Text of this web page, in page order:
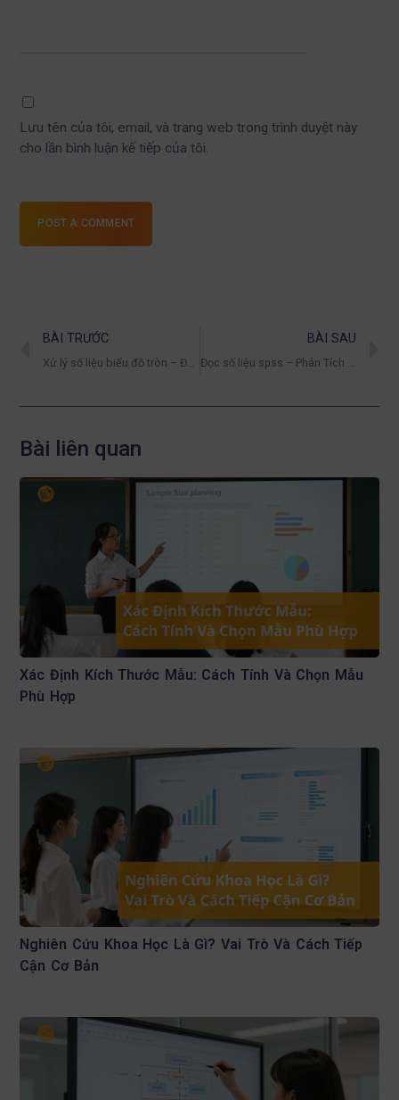
Lưu tên của tôi, email, và trang web trong trình duyệt này
cho lần bình luận kế tiếp của tôi.
POST A COMMENT
BÀI TRƯỚC BÀI SAU
Bài liên quan
Xác Định Kích Thước Mẫu: Cách Tính Và Chọn Mẫu
Phù Hợp
Nghiên Cứu Khoa Học Là Gì? Vai Trò Và Cách Tiếp
Cận Cơ Bản